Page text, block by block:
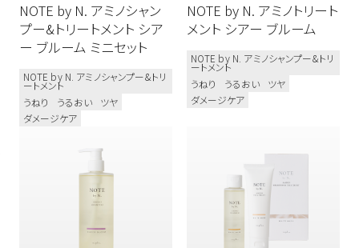
N. シア ドライシャンプー
N. シアオイル / N. シアミルク
N. モイスチャーハンドゲル
N. ポリッシュソープ
プロユース
オーガニック植物成分配合
ダメージケア
お試しサイズあり
リフィルあり
NOTE by N. アミノシャン
プー&トリートメント シア
ー ブルーム ミニセット
NOTE by N. アミノシャンプー&トリ
ートメント
うねり
うるおい
ツヤ
ダメージケア
NOTE by N. アミノトリート
メント シアー ブルーム
NOTE by N. アミノシャンプー&トリ
ートメント
うねり
うるおい
ツヤ
ダメージケア